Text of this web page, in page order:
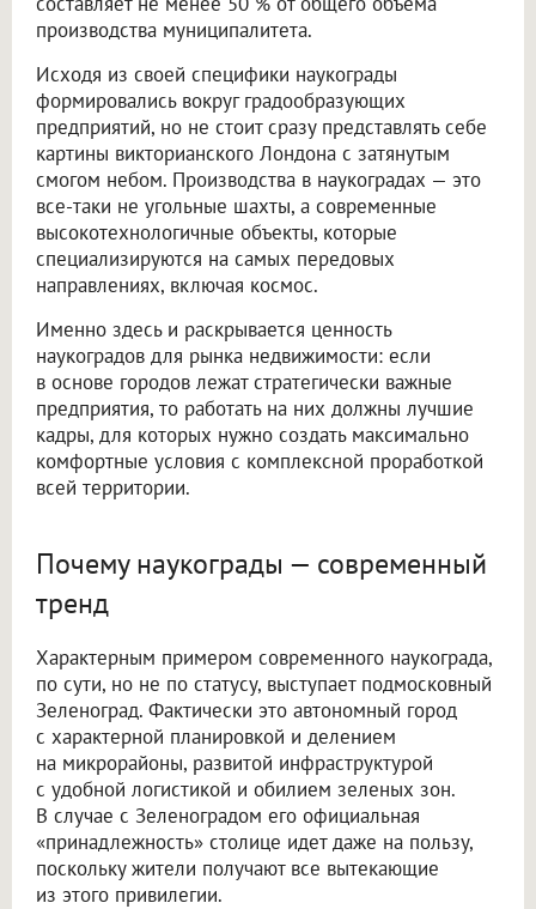
производства муниципалитета.
Исходя из своей специфики наукограды
формировались вокруг градообразующих
предприятий, но не стоит сразу представлять себе
картины викторианского Лондона с затянутым
смогом небом. Производства в наукоградах — это
все-таки не угольные шахты, а современные
высокотехнологичные объекты, которые
специализируются на самых передовых
направлениях, включая космос.
Именно здесь и раскрывается ценность
наукоградов для рынка недвижимости: если
в основе городов лежат стратегически важные
предприятия, то работать на них должны лучшие
кадры, для которых нужно создать максимально
комфортные условия с комплексной проработкой
всей территории.
Почему наукограды — современный
тренд
Характерным примером современного наукограда,
по сути, но не по статусу, выступает подмосковный
Зеленоград. Фактически это автономный город
с характерной планировкой и делением
на микрорайоны, развитой инфраструктурой
с удобной логистикой и обилием зеленых зон.
В случае с Зеленоградом его официальная
«принадлежность» столице идет даже на пользу,
поскольку жители получают все вытекающие
из этого привилегии.